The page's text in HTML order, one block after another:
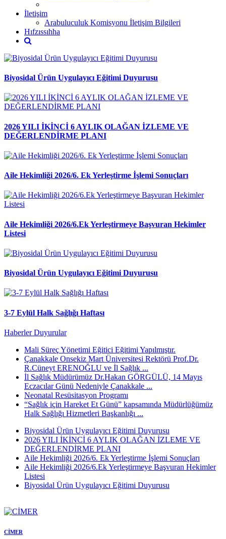
İletişim
Arabuluculuk Komisyonu İletişim Bilgileri
Hıfzıssıhha
Biyosidal Ürün Uygulayıcı Eğitimi Duyurusu
2026 YILI İKİNCİ 6 AYLIK OLAĞAN İZLEME VE
DEĞERLENDİRME PLANI
Aile Hekimliği 2026/6. Ek Yerleştirme İşlemi Sonuçları
Aile Hekimliği 2026/6.Ek Yerleştirmeye Başvuran Hekimler
Listesi
Biyosidal Ürün Uygulayıcı Eğitimi Duyurusu
3-7 Eylül Halk Sağlığı Haftası
HaberlerDuyurular
Mali Süreç Yönetimi Eğitici Eğitimi Yapılmıştır.
Çanakkale Onsekiz Mart Üniversitesi Rektörü Prof.Dr.
R.Cüneyt ERENOĞLU ve İl Sağlık ...
İl Sağlık Müdürümüz Dr.Hakan GÖRGÜLÜ, 14 Mayıs
Eczacılar Günü Nedeniyle Çanakkale ...
Neonatal Resüsitasyon Programı
“Sağlık için Hareket Et Günü” kapsamında Müdürlüğümüz
Halk Sağlığı Hizmetleri Başkanlığı ...
Biyosidal Ürün Uygulayıcı Eğitimi Duyurusu
2026 YILI İKİNCİ 6 AYLIK OLAĞAN İZLEME VE
DEĞERLENDİRME PLANI
Aile Hekimliği 2026/6. Ek Yerleştirme İşlemi Sonuçları
Aile Hekimliği 2026/6.Ek Yerleştirmeye Başvuran Hekimler
Listesi
Biyosidal Ürün Uygulayıcı Eğitimi Duyurusu
CİMER